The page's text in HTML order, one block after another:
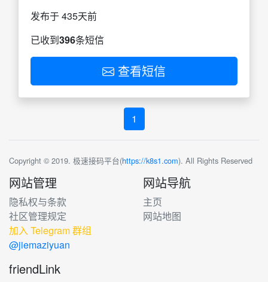
发布于 435天前
已收到396条短信
查看短信
1
Copyright © 2019. 极速接码平台(https://k8s1.com). All Rights Reserved
网站管理
隐私权与条款
社区管理规定
加入 Telegram 群组
@jiemaziyuan
网站导航
主页
网站地图
friendLink